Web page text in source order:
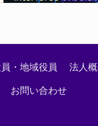
・地域役員 法人
お問い合わせ